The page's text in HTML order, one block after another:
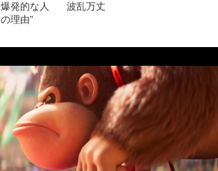
発的な人
理由”
波乱万丈